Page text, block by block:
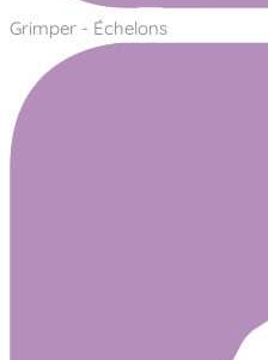
Grimper - Échelons